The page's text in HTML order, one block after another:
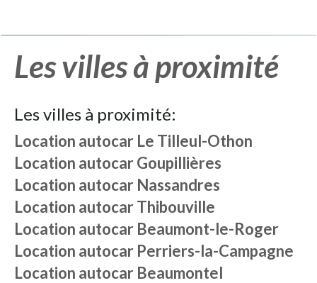
Les villes à proximité
Les villes à proximité:
Location autocar Le Tilleul-Othon
Location autocarGoupillières
Location autocar Nassandres
Location autocarThibouville
Location autocar Beaumont-le-Roger
Location autocar Perriers-la-Campagne
Location autocar Beaumontel